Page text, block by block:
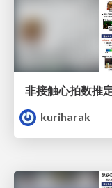
非接触心拍数推
kuriharak